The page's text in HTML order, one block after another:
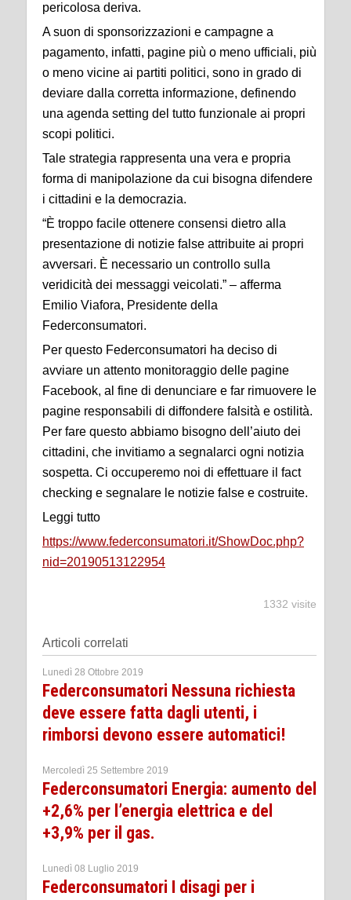
pericolosa deriva.
A suon di sponsorizzazioni e campagne a
pagamento, infatti, pagine più o meno ufficiali, più
o meno vicine ai partiti politici, sono in grado di
deviare dalla corretta informazione, definendo
una agenda setting del tutto funzionale ai propri
scopi politici.
Tale strategia rappresenta una vera e propria
forma di manipolazione da cui bisogna difendere
i cittadini e la democrazia.
“È troppo facile ottenere consensi dietro alla
presentazione di notizie false attribuite ai propri
avversari. È necessario un controllo sulla
veridicità dei messaggi veicolati.” – afferma
Emilio Viafora, Presidente della
Federconsumatori.
Per questo Federconsumatori ha deciso di
avviare un attento monitoraggio delle pagine
Facebook, al fine di denunciare e far rimuovere le
pagine responsabili di diffondere falsità e ostilità.
Per fare questo abbiamo bisogno dell’aiuto dei
cittadini, che invitiamo a segnalarci ogni notizia
sospetta. Ci occuperemo noi di effettuare il fact
checking e segnalare le notizie false e costruite.
Leggi tutto
https://www.federconsumatori.it/ShowDoc.php?
nid=20190513122954
1332 visite
Articoli correlati
Lunedì 28 Ottobre 2019
Federconsumatori Nessuna richiesta
deve essere fatta dagli utenti, i
rimborsi devono essere automatici!
Mercoledì 25 Settembre 2019
Federconsumatori Energia: aumento del
+2,6% per l’energia elettrica e del
+3,9% per il gas.
Lunedì 08 Luglio 2019
Federconsumatori I disagi per i